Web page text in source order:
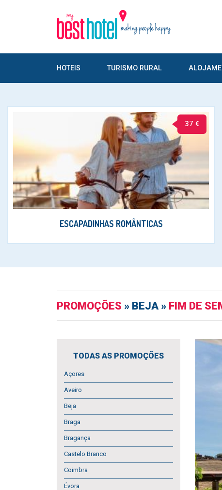
HOTEIS TURISMO RURAL
37 €
ESCAPADINHAS ROMÂNTICAS
PROMOÇÕES » BEJA » FIM DE
TODAS AS PROMOÇÕES
Açores
Aveiro
Beja
Braga
Bragança
Castelo Branco
Coimbra
Évora